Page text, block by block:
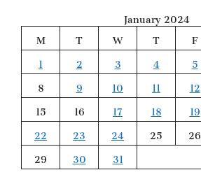
January 2024
M
T W T F
1
2 3 4 5
8
9 10 11 12
15
16 17 18 19
22
23 24 25 26
29
30 31